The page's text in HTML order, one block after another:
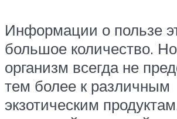
Информации о пользе
большое количество.
организм всегда не
тем более к различным
экзотическим